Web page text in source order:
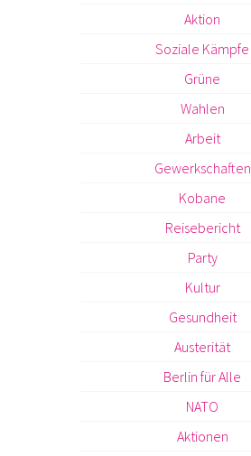
Aktion
Soziale Kämpfe
Grüne
Wahlen
Arbeit
Gewerkschaften
Kobane
Reisebericht
Party
Kultur
Gesundheit
Austerität
Berlin für Alle
NATO
Aktionen